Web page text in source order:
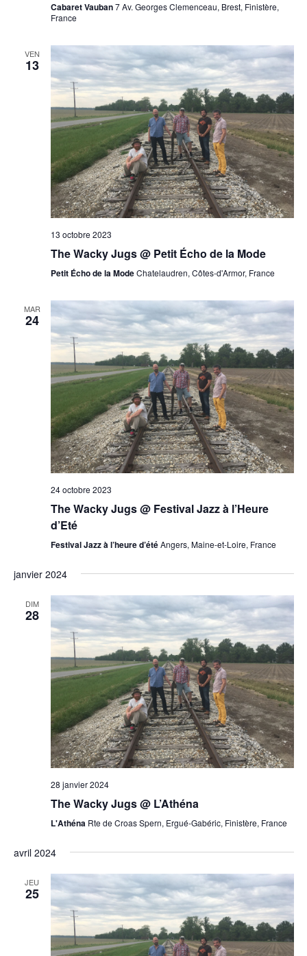
Cabaret Vauban7 Av. Georges Clemenceau, Brest, Finistère,
France
VEN
13
13 octobre 2023
The Wacky Jugs @ Petit Écho de la Mode
Petit Écho de la ModeChatelaudren, Côtes-d'Armor, France
MAR
24
24 octobre 2023
The Wacky Jugs @ Festival Jazz à l’Heure
d’Eté
Festival Jazz à l’heure d’étéAngers, Maine-et-Loire, France
janvier 2024
DIM
28
28 janvier 2024
The Wacky Jugs @ L’Athéna
L'Athéna Rte de Croas Spern, Ergué-Gabéric, Finistère, France
avril 2024
JEU
25